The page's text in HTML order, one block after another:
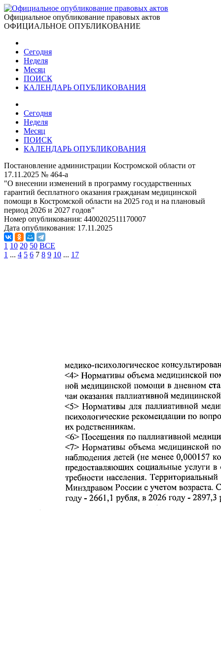
Официальное опубликование правовых актов
ОФИЦИАЛЬНОЕ ОПУБЛИКОВАНИЕ
Сегодня
Неделя
Месяц
ПОИСК
КАЛЕНДАРЬ ОПУБЛИКОВАНИЯ
Сегодня
Неделя
Месяц
ПОИСК
КАЛЕНДАРЬ ОПУБЛИКОВАНИЯ
Постановление администрации Костромской области от
17.11.2025 № 464-а
"О внесении изменений в программу государственных
гарантий бесплатного оказания гражданам медицинской
помощи в Костромской области на 2025 год и на плановый
период 2026 и 2027 годов"
Номер опубликования: 4400202511170007
Дата опубликования: 17.11.2025
1 10 20 50 ВСЕ
1 ... 4 5 6 7 8 9 10 ... 17